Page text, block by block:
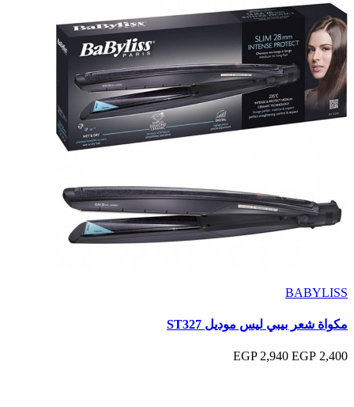
BABYLISS
مكواة شعر بيبي ليس موديل ST327
2,400 EGP
2,940 EGP